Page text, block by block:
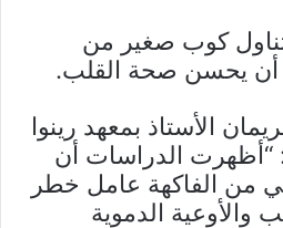
تناول كوب صغير من
أن يحسن صحة القلب.
الأستاذ بمعهد رينوا
“أظهرت الدراسات أن
من الفاكهة عامل خطر
والأوعية الدموية